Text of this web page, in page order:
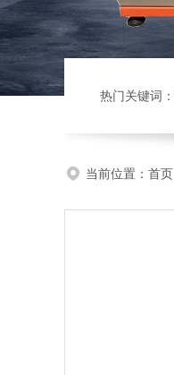
热门关键词：
当前位置： 首页